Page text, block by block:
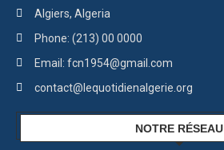
Algiers, Algeria
Phone: (213) 00 0000
Email: fcn1954@gmail.com
contact@lequotidienalgerie.org
NOTRE RÉSEAU